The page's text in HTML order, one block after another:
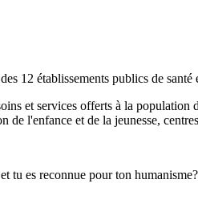
12 établissements publics de
et services offerts à la
l'enfance et de la jeunesse,
tu es reconnue pour ton